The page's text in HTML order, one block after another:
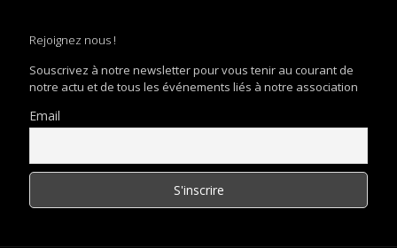
Rejoignez nous !
Souscrivez à notre newsletter pour vous tenir au courant de
notre actu et de tous les événements liés à notre association
Email